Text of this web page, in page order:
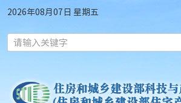
2026年08月07日 星期五
请输入关键字